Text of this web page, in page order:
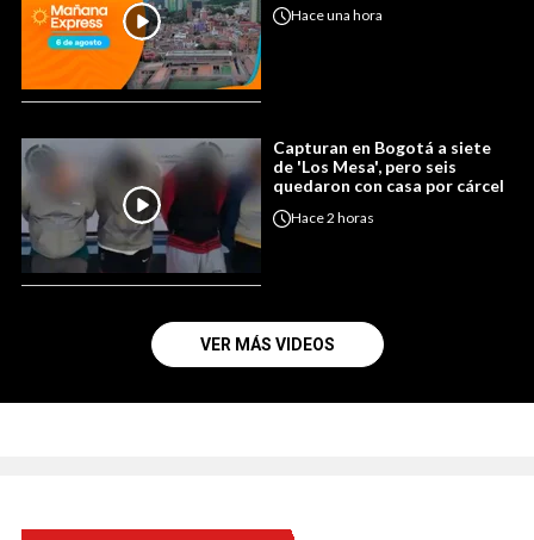
Haceuna hora
Capturan en Bogotá a siete
de 'Los Mesa', pero seis
quedaron con casa por cárcel
Hace2 horas
VER MÁS VIDEOS